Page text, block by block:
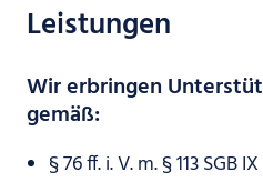
Leistungen
Wir erbringen
gemäß:
§ 76 ff. i. V. m. § 113 SGB IX